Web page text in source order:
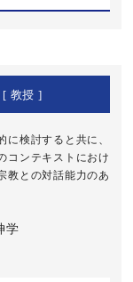
[ 教授 ]
検討すると共に、
コンテキストにおけ
教との対話能力のあ
学